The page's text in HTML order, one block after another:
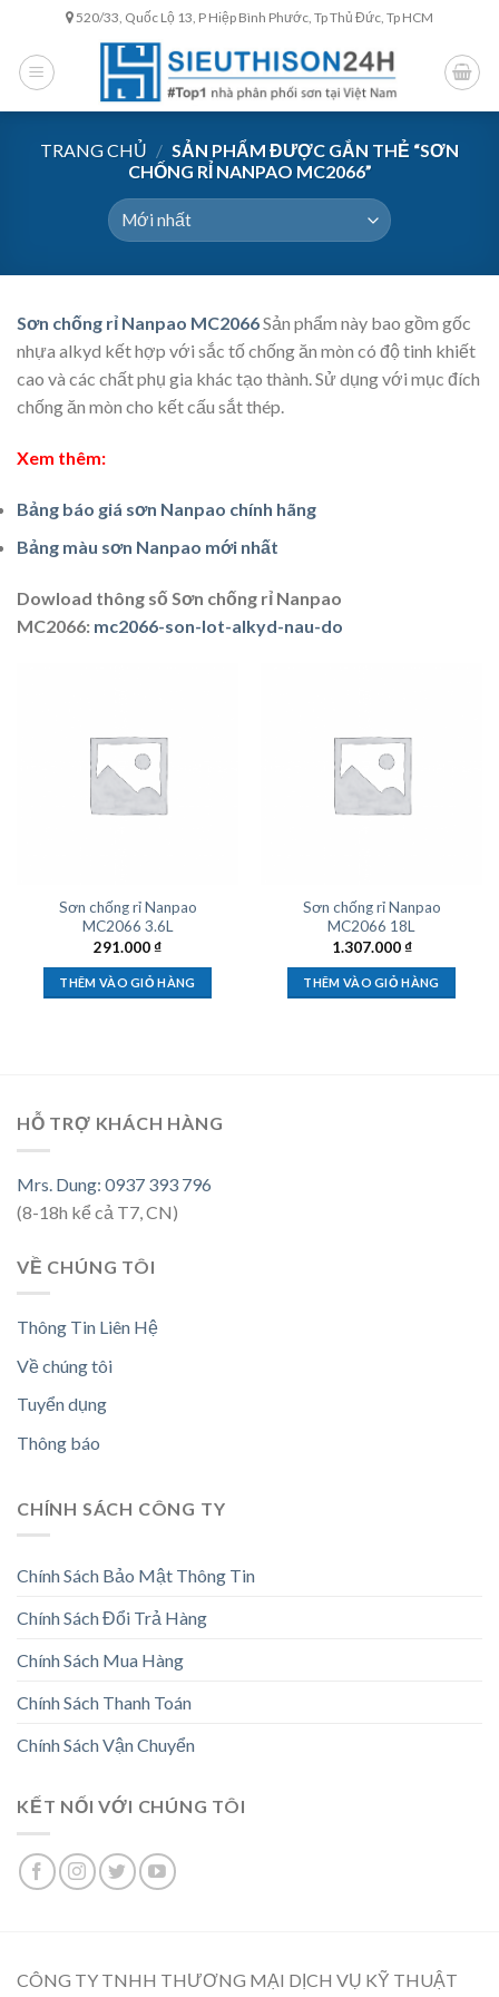
content
520/33, Quốc Lộ 13, P Hiệp Bình Phước, Tp Thủ Đức, Tp HCM
TRANG CHỦ / SẢN PHẨM ĐƯỢC GẮN THẺ “SƠN
CHỐNG RỈ NANPAO MC2066”
Sơn chống rỉ Nanpao MC2066Sản phẩm này bao gồm gốc
nhựa alkyd kết hợp với sắc tố chống ăn mòn có độ tinh khiết
cao và các chất phụ gia khác tạo thành. Sử dụng với mục đích
chống ăn mòn cho kết cấu sắt thép.
Xem thêm:
Bảng báo giá sơn Nanpao chính hãng
Bảng màu sơn Nanpao mới nhất
Dowload thông số Sơn chống rỉ Nanpao
MC2066: mc2066-son-lot-alkyd-nau-do
Sơn chống rỉ Nanpao
MC2066 3.6L
291.000₫
THÊM VÀO GIỎ HÀNG
Sơn chống rỉ Nanpao
MC2066 18L
1.307.000₫
THÊM VÀO GIỎ HÀNG
HỖ TRỢ KHÁCH HÀNG
Mrs. Dung: 0937 393 796
(8-18h kể cả T7, CN)
VỀ CHÚNG TÔI
Thông Tin Liên Hệ
Về chúng tôi
Tuyển dụng
Thông báo
CHÍNH SÁCH CÔNG TY
Chính Sách Bảo Mật Thông Tin
Chính Sách Đổi Trả Hàng
Chính Sách Mua Hàng
Chính Sách Thanh Toán
Chính Sách Vận Chuyển
KẾT NỐI VỚI CHÚNG TÔI
CÔNG TY TNHH THƯƠNG MẠI DỊCH VỤ KỸ THUẬT